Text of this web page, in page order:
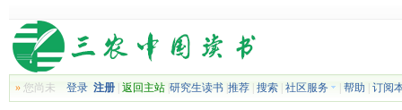
»您尚未 登录 注册| 返回主站| 研究生读书| 推荐| 搜索| 社区服务 帮助 订阅